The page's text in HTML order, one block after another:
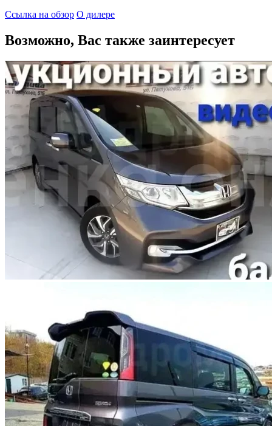
Ссылка на обзор О дилере
Возможно, Вас также заинтересует